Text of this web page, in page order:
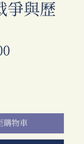
爭與歷
購物車